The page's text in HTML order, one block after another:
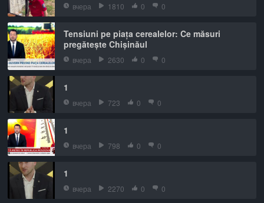
вчера 1810 0 0
Tensiuni pe piața cerealelor: Ce măsuri
pregătește Chișinăul
вчера 2630 0 0
1
вчера 723 0 0
1
вчера 798 0 0
1
вчера 2270 0 0